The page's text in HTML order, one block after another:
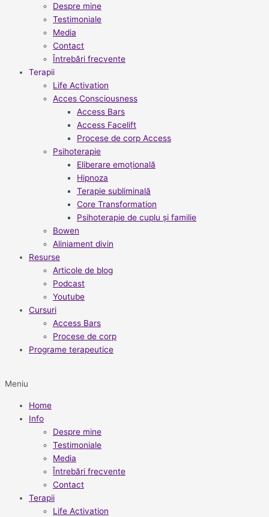
Despre mine
Testimoniale
Media
Contact
Întrebări frecvente
Terapii
Life Activation
Acces Consciousness
Access Bars
Access Facelift
Procese de corp Access
Psihoterapie
Eliberare emoțională
Hipnoza
Terapie subliminală
Core Transformation
Psihoterapie de cuplu și familie
Bowen
Aliniament divin
Resurse
Articole de blog
Podcast
Youtube
Cursuri
Access Bars
Procese de corp
Programe terapeutice
Meniu
Home
Info
Despre mine
Testimoniale
Media
Întrebări frecvente
Contact
Terapii
Life Activation